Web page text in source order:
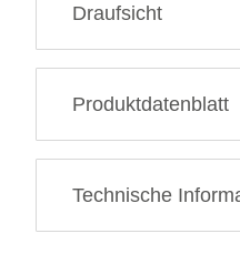
Draufsicht
Produktdatenblatt
Technische